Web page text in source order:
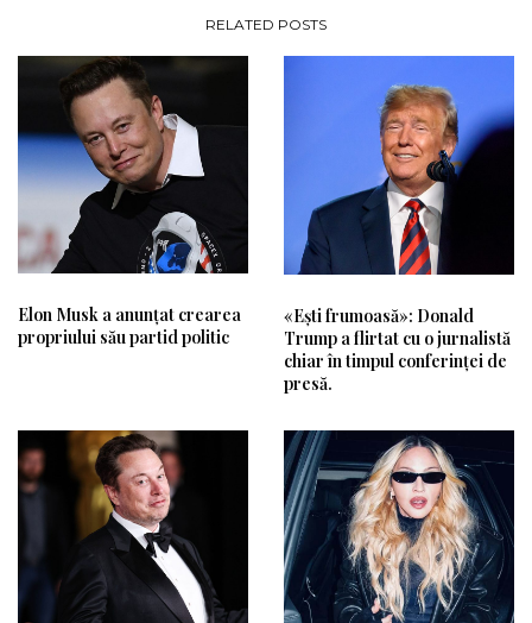
RELATED POSTS
Elon Musk a anunțat crearea
propriului său partid politic
«Ești frumoasă»: Donald
Trump a flirtat cu o jurnalistă
chiar în timpul conferinței de
presă.